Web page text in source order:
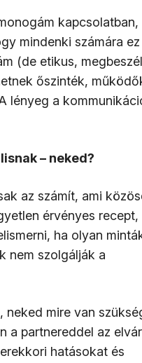
kapcsolatban,
mindenki számára
(de etikus,
őszinték,
lényeg a
– neked?
az számít, ami
érvényes recept,
ha olyan
nem szolgálják a
neked mire van
a partnereddel az
hatásokat és